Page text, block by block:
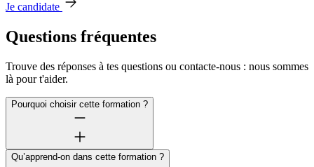
Je candidate
Questions fréquentes
Trouve des réponses à tes questions ou contacte-nous : nous sommes
là pour t'aider.
Pourquoi choisir cette formation ?
Qu’apprend-on dans cette formation ?